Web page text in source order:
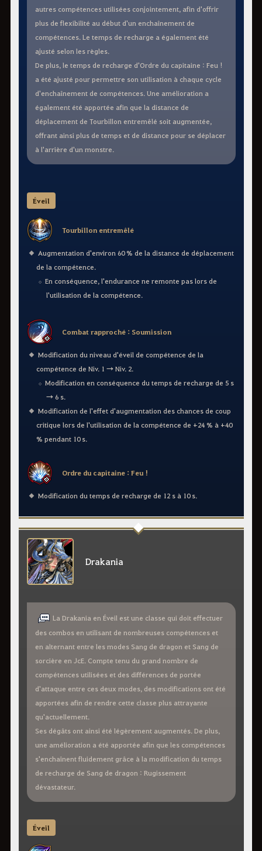
autres compétences utilisées conjointement, afin d'offrir
plus de flexibilité au début d'un enchaînement de
compétences. Le temps de recharge a également été
ajusté selon les règles.
De plus, le temps de recharge d'Ordre du capitaine : Feu !
a été ajusté pour permettre son utilisation à chaque cycle
d'enchaînement de compétences. Une amélioration a
également été apportée afin que la distance de
déplacement de Tourbillon entremêlé soit augmentée,
offrant ainsi plus de temps et de distance pour se déplacer
à l'arrière d'un monstre.
Éveil
Tourbillon entremêlé
Augmentation d'environ 60 % de la distance de déplacement
de la compétence.
En conséquence, l'endurance ne remonte pas lors de
l'utilisation de la compétence.
Combat rapproché : Soumission
Modification du niveau d'éveil de compétence de la
compétence de Niv. 1 → Niv. 2.
Modification en conséquence du temps de recharge de 5 s
→ 6 s.
Modification de l'effet d'augmentation des chances de coup
critique lors de l'utilisation de la compétence de +24 % à +40
% pendant 10 s.
Ordre du capitaine : Feu !
Modification du temps de recharge de 12 s à 10 s.
Drakania
La Drakania en Éveil est une classe qui doit effectuer
des combos en utilisant de nombreuses compétences et
en alternant entre les modes Sang de dragon et Sang de
sorcière en JcE. Compte tenu du grand nombre de
compétences utilisées et des différences de portée
d'attaque entre ces deux modes, des modifications ont été
apportées afin de rendre cette classe plus attrayante
qu'actuellement.
Ses dégâts ont ainsi été légèrement augmentés. De plus,
une amélioration a été apportée afin que les compétences
s'enchaînent fluidement grâce à la modification du temps
de recharge de Sang de dragon : Rugissement
dévastateur.
Éveil